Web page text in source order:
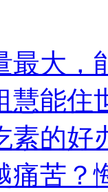
最大，
慧能住
素的好
痛苦？